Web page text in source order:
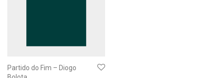
Partido do Fim – Diogo